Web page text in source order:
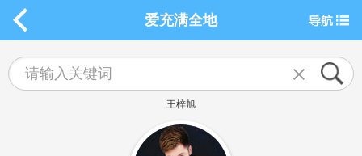
爱充满全地
王梓旭